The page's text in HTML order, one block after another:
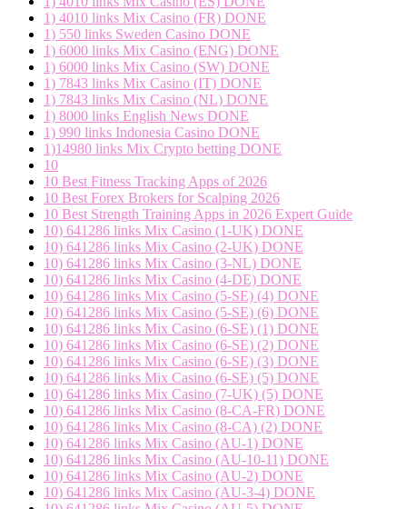
1) 4010 links Mix Casino (FR) DONE
1) 550 links Sweden Casino DONE
1) 6000 links Mix Casino (ENG) DONE
1) 6000 links Mix Casino (SW) DONE
1) 7843 links Mix Casino (IT) DONE
1) 7843 links Mix Casino (NL) DONE
1) 8000 links English News DONE
1) 990 links Indonesia Casino DONE
1)14980 links Mix Crypto betting DONE
10
10 Best Fitness Tracking Apps of 2026
10 Best Forex Brokers for Scalping 2026
10 Best Strength Training Apps in 2026 Expert Guide
10) 641286 links Mix Casino (1-UK) DONE
10) 641286 links Mix Casino (2-UK) DONE
10) 641286 links Mix Casino (3-NL) DONE
10) 641286 links Mix Casino (4-DE) DONE
10) 641286 links Mix Casino (5-SE) (4) DONE
10) 641286 links Mix Casino (5-SE) (6) DONE
10) 641286 links Mix Casino (6-SE) (1) DONE
10) 641286 links Mix Casino (6-SE) (2) DONE
10) 641286 links Mix Casino (6-SE) (3) DONE
10) 641286 links Mix Casino (6-SE) (5) DONE
10) 641286 links Mix Casino (7-UK) (5) DONE
10) 641286 links Mix Casino (8-CA-FR) DONE
10) 641286 links Mix Casino (8-CA) (2) DONE
10) 641286 links Mix Casino (AU-1) DONE
10) 641286 links Mix Casino (AU-10-11) DONE
10) 641286 links Mix Casino (AU-2) DONE
10) 641286 links Mix Casino (AU-3-4) DONE